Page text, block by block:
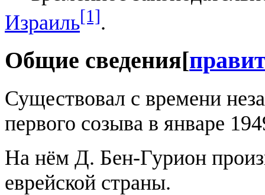
Израиль[1].
Общие сведения[
Существовал с времени
первого созыва в январе
На нём Д. Бен-Гурион
еврейской страны.